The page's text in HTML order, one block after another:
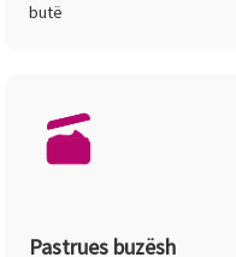
butë
Pastrues buzësh